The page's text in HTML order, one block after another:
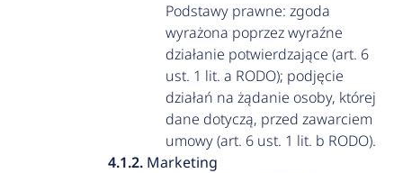
Podstawy prawne: zgoda
wyrażona poprzez wyraźne
działanie potwierdzające (art. 6
ust. 1 lit. a RODO); podjęcie
działań na żądanie osoby, której
dane dotyczą, przed zawarciem
umowy (art. 6 ust. 1 lit. b RODO).
Marketing